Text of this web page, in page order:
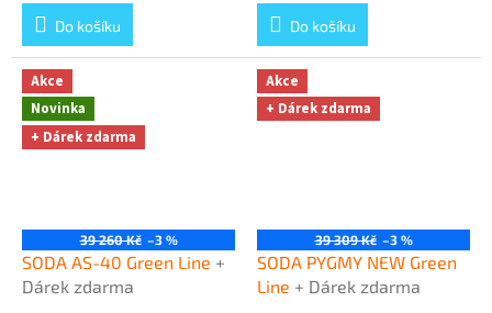
Do košíku Do košíku
Akce
Novinka
+ Dárek zdarma
39 260 Kč –3 %
SODA AS-40 Green Line +
Dárek zdarma
Akce
+ Dárek zdarma
39 309 Kč –3 %
SODA PYGMY NEW Green
Line + Dárek zdarma